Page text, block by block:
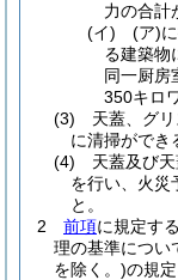
力の合計
(イ)
(ア)
る建築物
同一厨房
350キロ
(3)
天蓋、グ
に清掃ができ
(4)
天蓋及び
を行い、火災
と。
2
前項に規定す
理の基準につい
を除く。)の規定